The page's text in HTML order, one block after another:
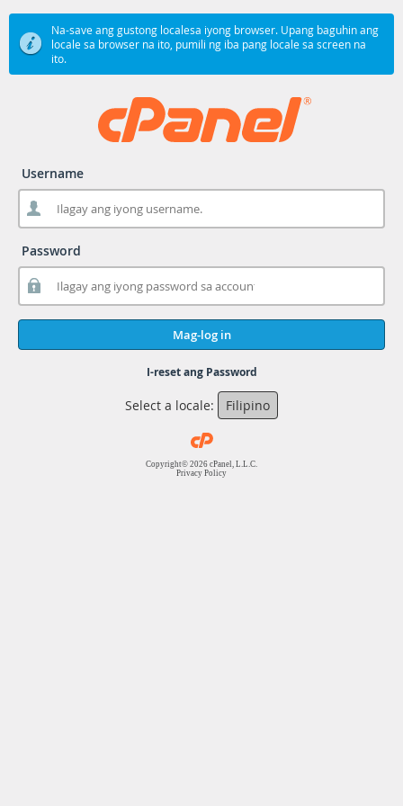
Na-save ang gustong localesa iyong browser. Upang baguhin ang
locale sa browser na ito, pumili ng iba pang locale sa screen na
ito.
Username
Password
Mag-log in
I-reset ang Password
Select a locale: Filipino
Copyright© 2026 cPanel, L.L.C.
Privacy Policy